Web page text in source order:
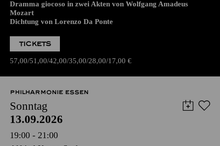
Dramma giocoso in zwei Akten von Wolfgang Amadeus
Mozart
Dichtung von Lorenzo Da Ponte
TICKETS
57,00 51,00 42,00 35,00 28,00 17,00 €
PHILHARMONIE ESSEN
Sonntag
13.09.2026
19:00 - 21:00